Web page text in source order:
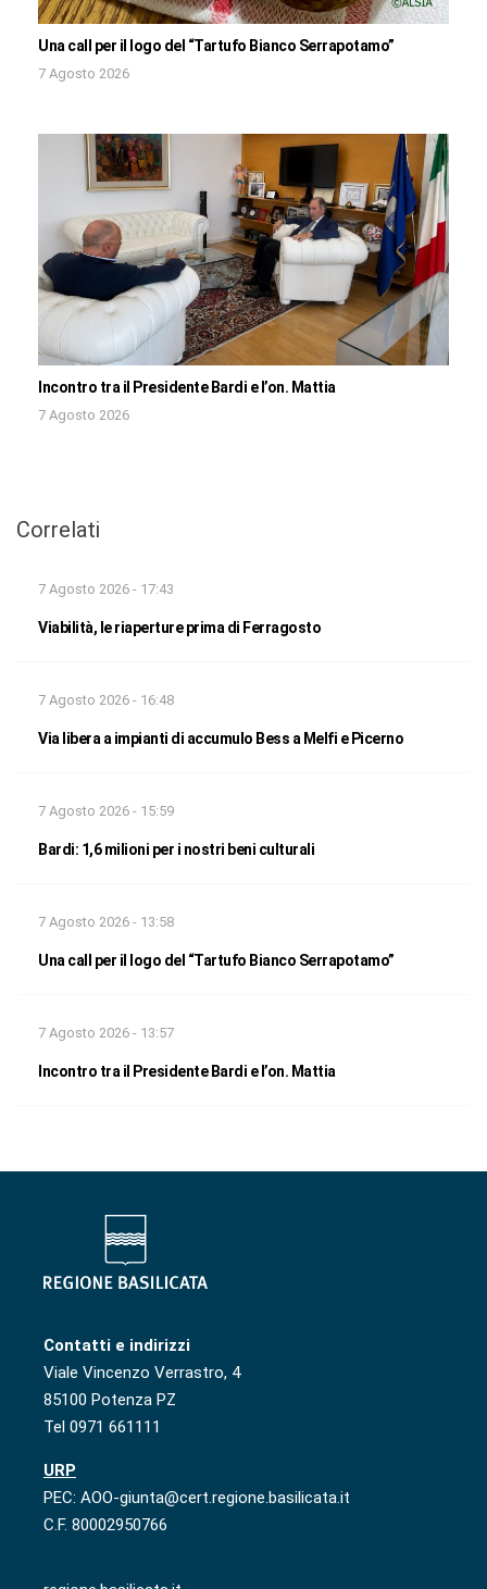
Una call per il logo del “Tartufo Bianco Serrapotamo”
7 Agosto 2026
Incontro tra il Presidente Bardi e l’on. Mattia
7 Agosto 2026
Correlati
7 Agosto 2026 - 17:43
Viabilità, le riaperture prima di Ferragosto
7 Agosto 2026 - 16:48
Via libera a impianti di accumulo Bess a Melfi e Picerno
7 Agosto 2026 - 15:59
Bardi: 1,6 milioni per i nostri beni culturali
7 Agosto 2026 - 13:58
Una call per il logo del “Tartufo Bianco Serrapotamo”
7 Agosto 2026 - 13:57
Incontro tra il Presidente Bardi e l’on. Mattia
Contatti e indirizzi
Viale Vincenzo Verrastro, 4
85100 Potenza PZ
Tel 0971 661111
URP
PEC: AOO-giunta@cert.regione.basilicata.it
C.F. 80002950766